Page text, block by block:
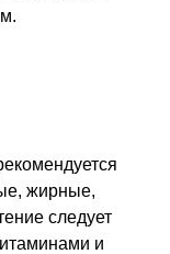
жирные,
следует
и